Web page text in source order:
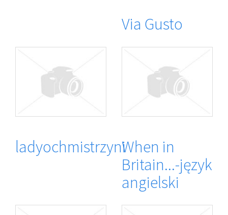
Via Gusto
ladyochmistrzyniWhen in
Britain...-język
angielski